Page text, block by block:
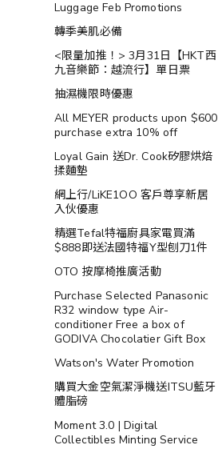
Luggage Feb Promotions
轉季美肌必備
<限量加推！> 3月31日【HKT西
九音樂節：越流行】單日票
抽濕機限時優惠
All MEYER products upon $600
purchase extra 10% off
Loyal Gain 送Dr. Cook矽膠烘焙
揉麵墊
網上行/LiKE1OO 客戶尊享新居
入伙優惠
精選Tefal特福廚具家電買滿
$888即送法國特福Y型刨刀1件
OTO 按摩椅推廣活動
Purchase Selected Panasonic
R32 window type Air-
conditioner Free a box of
GODIVA Chocolatier Gift Box
Watson's Water Promotion
購買大金空氣潔淨機送ITSU藍牙
體脂磅
Moment 3.0 | Digital
Collectibles Minting Service